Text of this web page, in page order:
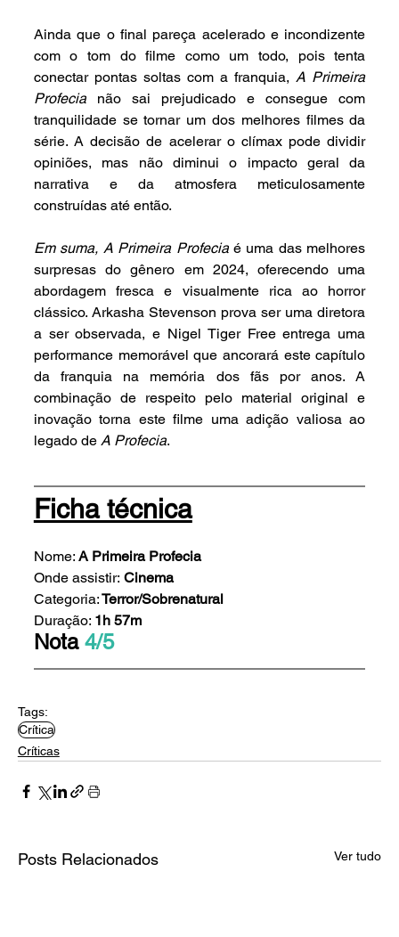
Ainda que o final pareça acelerado e incondizente
com o tom do filme como um todo, pois tenta
conectar pontas soltas com a franquia, A Primeira
Profecia não sai prejudicado e consegue com
tranquilidade se tornar um dos melhores filmes da
série. A decisão de acelerar o clímax pode dividir
opiniões, mas não diminui o impacto geral da
narrativa e da atmosfera meticulosamente
construídas até então.
Em suma, A Primeira Profecia é uma das melhores
surpresas do gênero em 2024, oferecendo uma
abordagem fresca e visualmente rica ao horror
clássico. Arkasha Stevenson prova ser uma diretora
a ser observada, e Nigel Tiger Free entrega uma
performance memorável que ancorará este capítulo
da franquia na memória dos fãs por anos. A
combinação de respeito pelo material original e
inovação torna este filme uma adição valiosa ao
legado de A Profecia.
Ficha técnica
Nome: A Primeira Profecia
Onde assistir: Cinema
Categoria:Terror/Sobrenatural
Duração: 1h 57m
Nota 4/5
Tags:
Crítica
Críticas
Posts Relacionados Ver tudo